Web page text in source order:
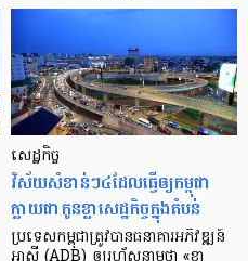
សេដ្ឋកិច្ច​
វិស័យ​សំខាន់ៗ​៤​ដែល​ធ្វើ​ឲ្យ​កម្ពុជា​
ក្លាយ​ជា​កូន​ខ្លា​សេដ្ឋកិច្ច​ក្នុង​តំបន់
ប្រទេស​កម្ពុជា​ត្រូវ​បាន​ធនាគារ​អភិវឌ្ឍន៍​